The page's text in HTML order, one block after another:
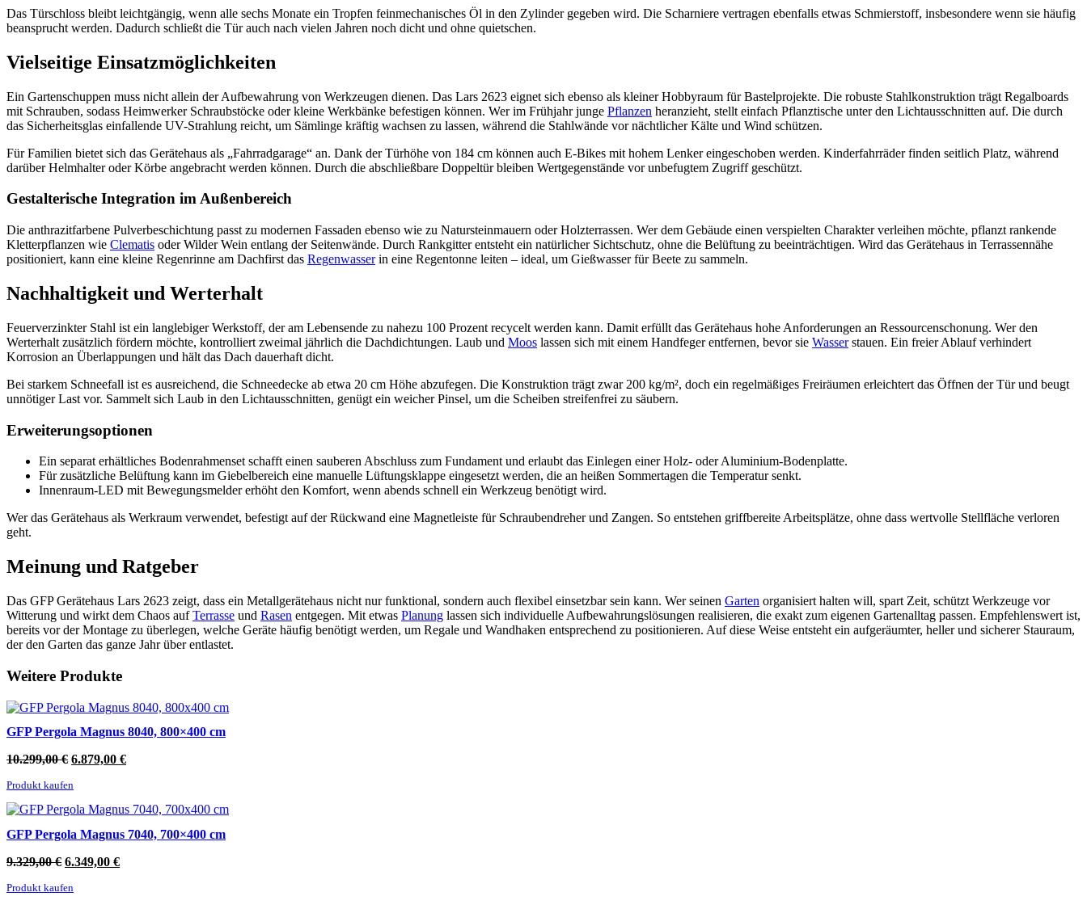
Das Türschloss bleibt leichtgängig, wenn alle sechs Monate ein Tropfen feinmechanisches Öl in den Zylinder gegeben wird. Die Scharniere vertragen ebenfalls etwas Schmierstoff, insbesondere wenn sie häufig
beansprucht werden. Dadurch schließt die Tür auch nach vielen Jahren noch dicht und ohne quietschen.
Vielseitige Einsatzmöglichkeiten
Ein Gartenschuppen muss nicht allein der Aufbewahrung von Werkzeugen dienen. Das Lars 2623 eignet sich ebenso als kleiner Hobbyraum für Bastelprojekte. Die robuste Stahlkonstruktion trägt Regalboards
mit Schrauben, sodass Heimwerker Schraubstöcke oder kleine Werkbänke befestigen können. Wer im Frühjahr junge Pflanzen heranzieht, stellt einfach Pflanztische unter den Lichtausschnitten auf. Die durch
das Sicherheitsglas einfallende UV-Strahlung reicht, um Sämlinge kräftig wachsen zu lassen, während die Stahlwände vor nächtlicher Kälte und Wind schützen.
Für Familien bietet sich das Gerätehaus als „Fahrradgarage“ an. Dank der Türhöhe von 184 cm können auch E-Bikes mit hohem Lenker eingeschoben werden. Kinderfahrräder finden seitlich Platz, während
darüber Helmhalter oder Körbe angebracht werden können. Durch die abschließbare Doppeltür bleiben Wertgegenstände vor unbefugtem Zugriff geschützt.
Gestalterische Integration im Außenbereich
Die anthrazitfarbene Pulverbeschichtung passt zu modernen Fassaden ebenso wie zu Natursteinmauern oder Holzterrassen. Wer dem Gebäude einen verspielten Charakter verleihen möchte, pflanzt rankende
Kletterpflanzen wie Clematis oder Wilder Wein entlang der Seitenwände. Durch Rankgitter entsteht ein natürlicher Sichtschutz, ohne die Belüftung zu beeinträchtigen. Wird das Gerätehaus in Terrassennähe
positioniert, kann eine kleine Regenrinne am Dachfirst das Regenwasserin eine Regentonne leiten – ideal, um Gießwasser für Beete zu sammeln.
Nachhaltigkeit und Werterhalt
Feuerverzinkter Stahl ist ein langlebiger Werkstoff, der am Lebensende zu nahezu 100 Prozent recycelt werden kann. Damit erfüllt das Gerätehaus hohe Anforderungen an Ressourcenschonung. Wer den
Werterhalt zusätzlich fördern möchte, kontrolliert zweimal jährlich die Dachdichtungen. Laub und Moos lassen sich mit einem Handfeger entfernen, bevor sie Wasserstauen. Ein freier Ablauf verhindert
Korrosion an Überlappungen und hält das Dach dauerhaft dicht.
Bei starkem Schneefall ist es ausreichend, die Schneedecke ab etwa 20 cm Höhe abzufegen. Die Konstruktion trägt zwar 200 kg/m², doch ein regelmäßiges Freiräumen erleichtert das Öffnen der Tür und beugt
unnötiger Last vor. Sammelt sich Laub in den Lichtausschnitten, genügt ein weicher Pinsel, um die Scheiben streifenfrei zu säubern.
Erweiterungsoptionen
Ein separat erhältliches Bodenrahmenset schafft einen sauberen Abschluss zum Fundament und erlaubt das Einlegen einer Holz- oder Aluminium-Bodenplatte.
Für zusätzliche Belüftung kann im Giebelbereich eine manuelle Lüftungsklappe eingesetzt werden, die an heißen Sommertagen die Temperatur senkt.
Innenraum-LED mit Bewegungsmelder erhöht den Komfort, wenn abends schnell ein Werkzeug benötigt wird.
Wer das Gerätehaus als Werkraum verwendet, befestigt auf der Rückwand eine Magnetleiste für Schraubendreher und Zangen. So entstehen griffbereite Arbeitsplätze, ohne dass wertvolle Stellfläche verloren
geht.
Meinung und Ratgeber
Das GFP Gerätehaus Lars 2623 zeigt, dass ein Metallgerätehaus nicht nur funktional, sondern auch flexibel einsetzbar sein kann. Wer seinen Garten organisiert halten will, spart Zeit, schützt Werkzeuge vor
Witterung und wirkt dem Chaos aufTerrasse und Rasen entgegen. Mit etwas Planung lassen sich individuelle Aufbewahrungslösungen realisieren, die exakt zum eigenen Gartenalltag passen. Empfehlenswert ist,
bereits vor der Montage zu überlegen, welche Geräte häufig benötigt werden, um Regale und Wandhaken entsprechend zu positionieren. Auf diese Weise entsteht ein aufgeräumter, heller und sicherer Stauraum,
der den Garten das ganze Jahr über entlastet.
Weitere Produkte
GFP Pergola Magnus 8040, 800×400 cm
10.299,00€ Ursprünglicher
war:
10.299,00 €
6.879,00 €Aktueller
6.879,00 €.
Produkt kaufen
GFP Pergola Magnus 7040, 700×400 cm
9.329,00€ Ursprünglicher
war:
6.349,00 €Aktueller
Produkt kaufen